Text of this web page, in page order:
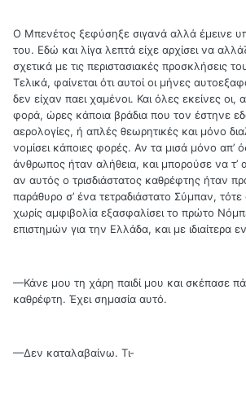
Ο Μπενέτος ξεφύσηξε σιγανά αλλά έμεινε
του. Εδώ και λίγα λεπτά είχε αρχίσει να
σχετικά με τις περιστασιακές προσκλήσεις
Τελικά, φαίνεται ότι αυτοί οι μήνες
δεν είχαν παει χαμένοι. Και όλες εκείνες οι,
φορά, ώρες κάποια βράδια που τον έστηνε
αερολογίες, ή απλές θεωρητικές και μόνο
νομίσει κάποιες φορές. Αν τα μισά μόνο απ’
άνθρωπος ήταν αλήθεια, και μπορούσε να τ’
αν αυτός ο τρισδιάστατος καθρέφτης ήταν
παράθυρο σ’ ένα τετραδιάστατο Σύμπαν,
χωρίς αμφιβολία εξασφαλίσει το πρώτο
επιστημών για την Ελλάδα, και με ιδιαίτερα
—Κάνε μου τη χάρη παιδί μου και σκέπασε
καθρέφτη. Έχει σημασία αυτό.
—Δεν καταλαβαίνω. Τι-